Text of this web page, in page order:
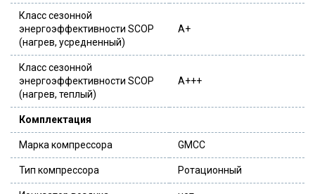
Класс сезонной
энергоэффективности SCOP
(нагрев, усредненный)
A+
Класс сезонной
энергоэффективности SCOP
(нагрев, теплый)
A+++
Комплектация
Марка компрессора GMCC
Тип компрессора Ротационный